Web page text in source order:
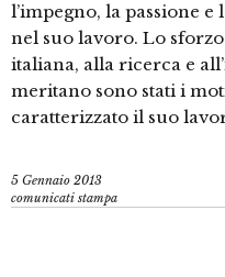
l’impegno, la passione
nel suo lavoro. Lo
italiana, alla ricerca e
meritano sono stati i
caratterizzato il suo
5 Gennaio 2013
comunicati stampa